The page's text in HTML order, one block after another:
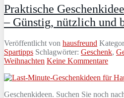
Praktische
– Günstig, nützlich und
Veröffentlicht von hausfreund
Spartipps Schlagwörter: Geschenk,
Weihnachten Keine Kommentare
Geschenkideen. Suchen Sie noch